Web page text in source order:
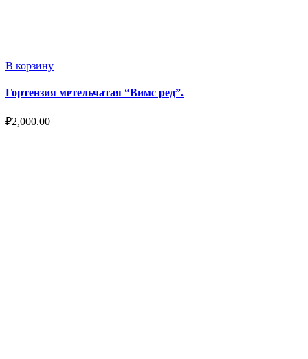
В корзину
Гортензия метельчатая “Вимс ред”.
₽2,000.00